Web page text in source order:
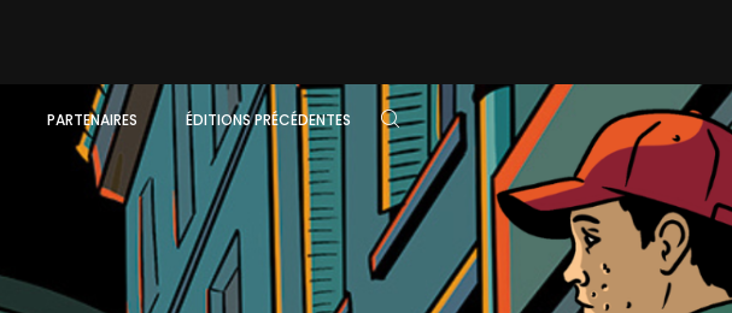
PARTENAIRES ÉDITIONS PRÉCÉDENTES